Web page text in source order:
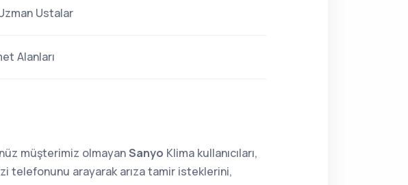
Ustalar
Alanları
müşterimiz olmayanSanyo Klima kullanıcıları,
telefonunu arayarak arıza tamir isteklerini,